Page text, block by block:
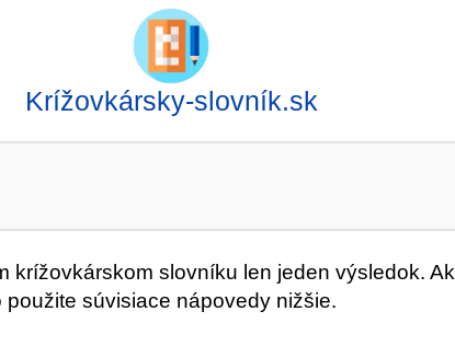
Krížovkársky-slovník.sk
krížovkárskom slovníku len jeden výsledok. Ak
súvisiace nápovedy nižšie.